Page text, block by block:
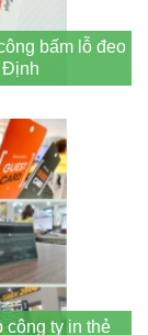
bấm lỗ đeo
Định
công ty in thẻ